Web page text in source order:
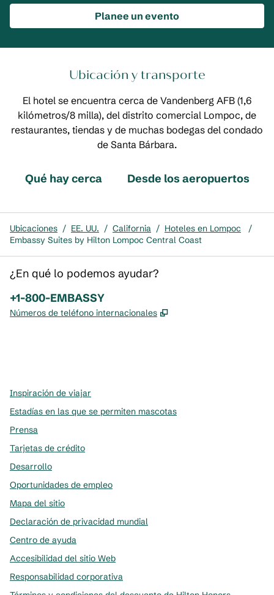
Planee un evento
Ubicación y transporte
El hotel se encuentra cerca de Vandenberg AFB (1,6
kilómetros/8 milla), del distrito comercial Lompoc, de
restaurantes, tiendas y de muchas bodegas del condado
de Santa Bárbara.
Qué hay cerca Desde los aeropuertos
Ubicaciones / EE. UU. / California / Hoteles en Lompoc
/
Embassy Suites by Hilton Lompoc Central Coast
¿En qué lo podemos ayudar?
Teléfono:
+1-800-EMBASSY
Números de teléfono internacionales ,
Inspiración de viajar
Estadías en las que se permiten mascotas
Prensa
Tarjetas de crédito
Desarrollo
Oportunidades de empleo
Mapa del sitio
Declaración de privacidad mundial
Centro de ayuda
Accesibilidad del sitio Web
Responsabilidad corporativa